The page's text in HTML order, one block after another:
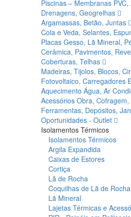
Piscinas – Membranas
Drenagens, Geogrelhas
Argamassas, Betão, Juntas
Cola e Veda, Selantes,
Placas Gesso, Lã Mineral,
Cerâmica, Pavimentos,
Coberturas, Telhas
Madeiras, Tijolos, Blocos,
Fotovoltaico, Carregadores
Aquecimento Água, Ar
Acessórios Obra,
Ferramentas, Depósitos,
Oportunidades - Outlet
Isolamentos Térmicos
Isolamentos Térmicos
Argila Expandida
Caixas de Estores
Cortiça
Lã de Rocha
Coquilhas de Lã de Rocha
Lã Mineral
Lajetas Térmicas e